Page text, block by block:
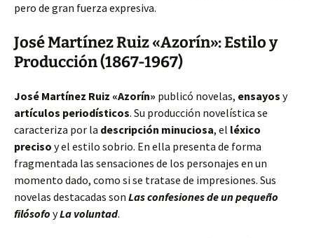
pero de gran fuerza expresiva.
José Martínez Ruiz «Azorín»: Estilo y
Producción (1867-1967)
José Martínez Ruiz «Azorín» publicó novelas, ensayos y
artículos periodísticos. Su producción novelística se
caracteriza por la descripción minuciosa, el léxico
preciso y el estilo sobrio. En ella presenta de forma
fragmentada las sensaciones de los personajes en un
momento dado, como si se tratase de impresiones. Sus
novelas destacadas son Las confesiones de un pequeño
filósofo yLa voluntad.